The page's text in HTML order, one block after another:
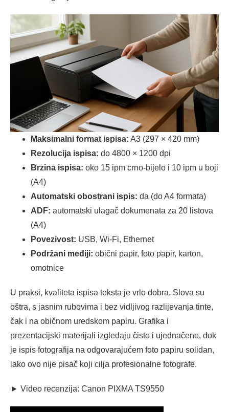
Maksimalni format ispisa: A3 (297 × 420 mm)
Rezolucija ispisa: do 4800 × 1200 dpi
Brzina ispisa: oko 15 ipm crno-bijelo i 10 ipm u boji
(A4)
Automatski obostrani ispis: da (do A4 formata)
ADF: automatski ulagač dokumenata za 20 listova
(A4)
Povezivost: USB, Wi‑Fi, Ethernet
Podržani mediji: obični papir, foto papir, karton,
omotnice
U praksi, kvaliteta ispisa teksta je vrlo dobra. Slova su
oštra, s jasnim rubovima i bez vidljivog razlijevanja tinte,
čak i na običnom uredskom papiru. Grafika i
prezentacijski materijali izgledaju čisto i ujednačeno, dok
je ispis fotografija na odgovarajućem foto papiru solidan,
iako ovo nije pisač koji cilja profesionalne fotografe.
► Video recenzija: Canon PIXMA TS9550